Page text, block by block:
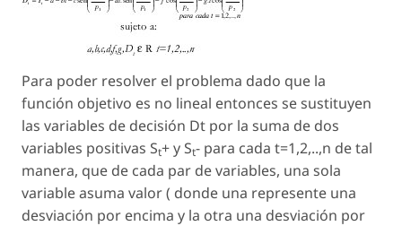
Para poder resolver el problema dado que la
función objetivo es no lineal entonces se sustituyen
las variables de decisión Dt por la suma de dos
variables positivas St+ y St- para cada t=1,2,..,n de tal
manera, que de cada par de variables, una sola
variable asuma valor ( donde una represente una
desviación por encima y la otra una desviación por